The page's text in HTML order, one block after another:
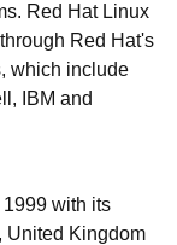
Red Hat Linux
Red Hat's
which include
IBM and
with its
United Kingdom